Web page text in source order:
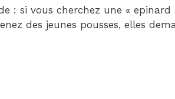
: si vous cherchez une «
des jeunes pousses, elles